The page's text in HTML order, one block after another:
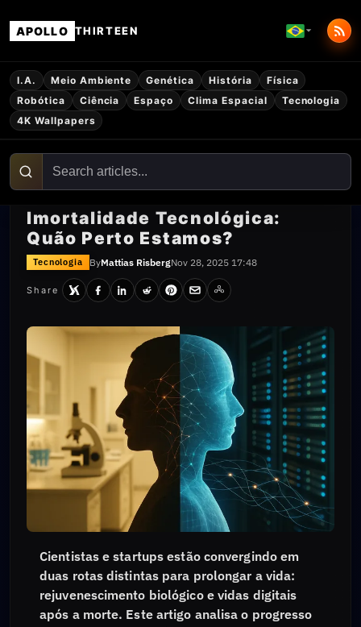
APOLLO THIRTEEN
I.A. Meio Ambiente Genética História
Física
Robótica
Ciência Espaço Clima Espacial
Tecnologia
4K Wallpapers
Imortalidade Tecnológica:
Quão Perto Estamos?
Tecnologia ByMattias RisbergNov 28, 2025 17:48
Share
Cientistas e startups estão convergindo em
duas rotas distintas para prolongar a vida:
rejuvenescimento biológico e vidas digitais
após a morte. Este artigo analisa o progresso